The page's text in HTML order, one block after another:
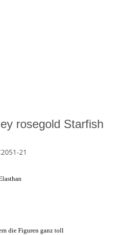
rosegold Starfish
21
die Figuren ganz toll